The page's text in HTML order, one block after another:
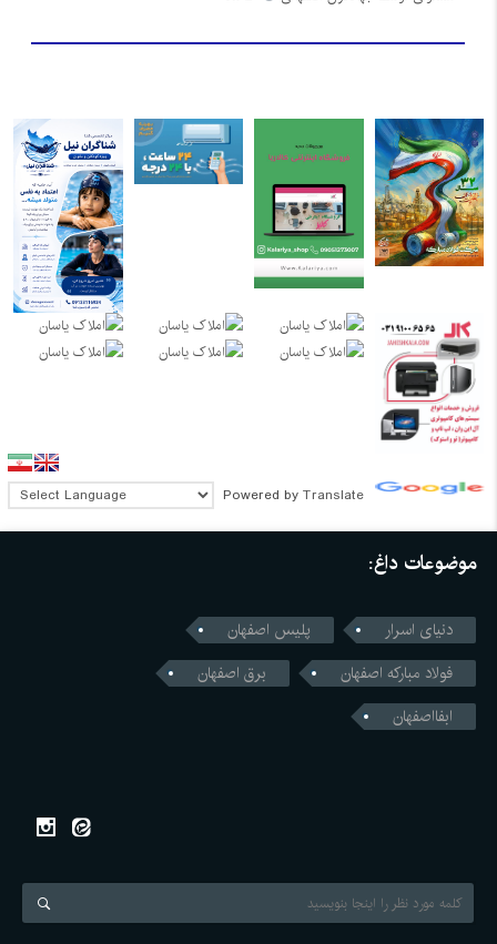
Powered by Translate
موضوعات داغ:
دنیای اسرار
پلیس اصفهان
فولاد مبارکه اصفهان
برق اصفهان
ابفااصفهان